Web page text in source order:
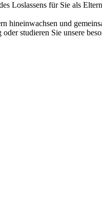
Loslassens für Sie als
hineinwachsen und
studieren Sie unsere